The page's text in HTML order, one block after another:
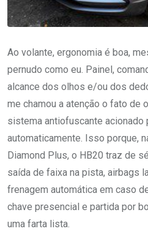
Ao volante, ergonomia é boa,
pernudo como eu. Painel,
alcance dos olhos e/ou dos
me chamou a atenção o fato de
sistema antiofuscante acionado
automaticamente. Isso porque,
Diamond Plus, o HB20 traz de
saída de faixa na pista, airbags
frenagem automática em caso
chave presencial e partida por
uma farta lista.